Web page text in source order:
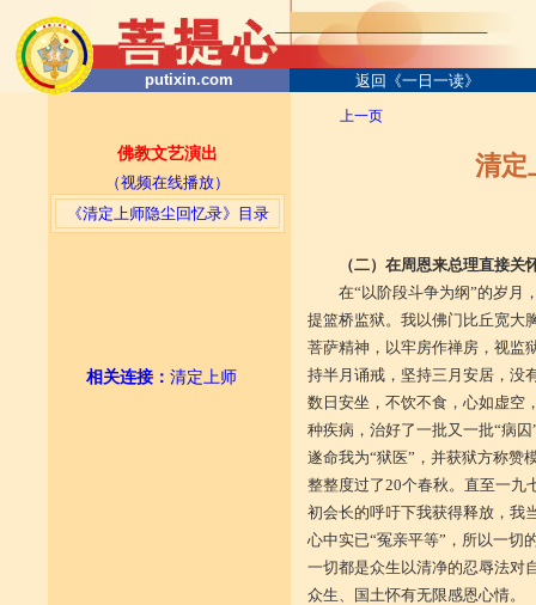
putixin.com 返回《一日一读》
《清定上师隐尘回忆录》目录
佛教文艺演出
（视频在线播放）
相关连接 ： 清定上师
上一页
清定
（二）在周恩来总理直接关
在“以阶段斗争为纲”的岁月
提篮桥监狱。我以佛门比丘宽大
菩萨精神，以牢房作禅房，视监
持半月诵戒，坚持三月安居，没
数日安坐，不饮不食，心如虚空
种疾病，治好了一批又一批“病
遂命我为“狱医”，并获狱方称赞
整整度过了20个春秋。直至一九
初会长的呼吁下我获得释放，我
心中实已“冤亲平等”，所以一切
一切都是众生以清净的忍辱法对
众生、国土怀有无限感恩心情。